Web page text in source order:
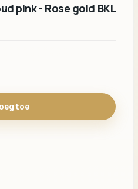
pink - Rose gold BKL
toe